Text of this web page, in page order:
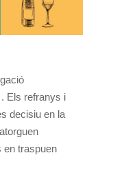
Els refranys i
decisiu en la
en traspuen